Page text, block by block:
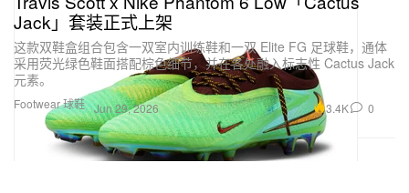
Footwear 球鞋
Jack」套装正式上架
这款双鞋盒组合包含一双室内训练鞋和一双 Elite FG 足球鞋，通体
采用荧光绿色鞋面搭配棕色细节，并在各处融入标志性 Cactus Jack
元素。
Jun 29, 2026 3.4K 0